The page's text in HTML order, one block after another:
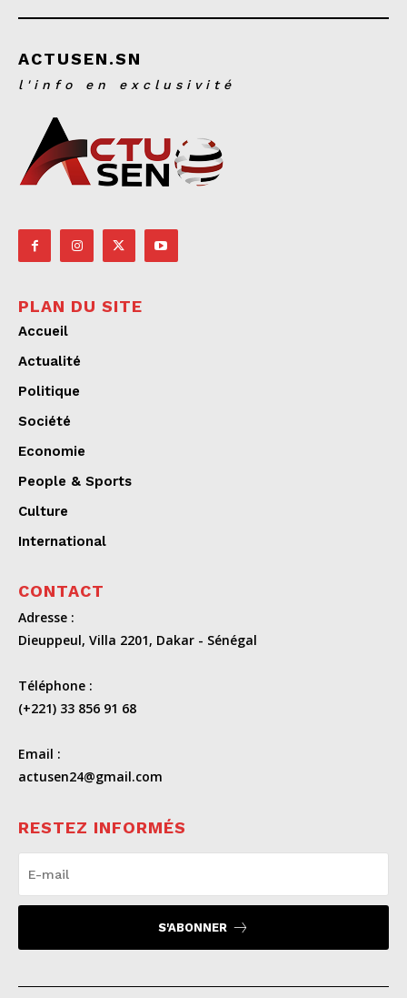
ACTUSEN.SN
l'info en exclusivité
PLAN DU SITE
Accueil
Actualité
Politique
Société
Economie
People & Sports
Culture
International
CONTACT
Adresse :
Dieuppeul, Villa 2201, Dakar - Sénégal
Téléphone :
(+221) 33 856 91 68
Email :
actusen24@gmail.com
RESTEZ INFORMÉS
S'ABONNER